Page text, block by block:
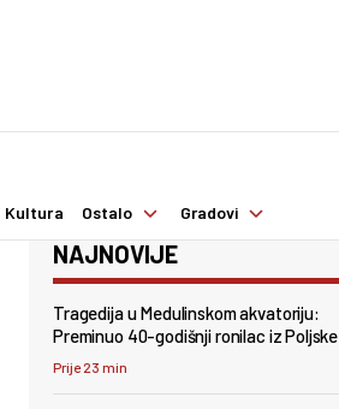
Kultura Ostalo Gradovi
NAJNOVIJE
Tragedija u Medulinskom akvatoriju:
Preminuo 40-godišnji ronilac iz Poljske
Prije 23 min